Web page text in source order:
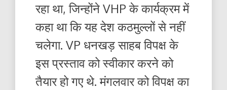
रहा था, जिन्होंने VHP के कार्यक्रम में
कहा था कि यह देश कठमुल्लों से नहीं
चलेगा. VP धनखड़ साहब विपक्ष के
इस प्रस्ताव को स्वीकार करने को
तैयार हो गए थे. मंगलवार को विपक्ष का